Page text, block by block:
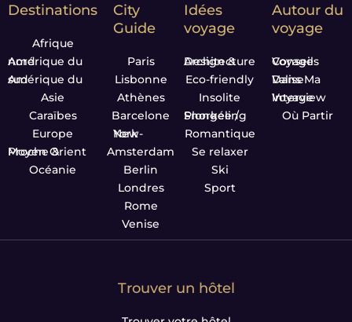
Destinations
Afrique
Amérique du nord
Amérique du sud
Asie
Caraïbes
Europe
Proche & Moyen Orient
Océanie
City
Guide
Paris
Lisbonne
Athènes
Barcelone
New-York
Amsterdam
Berlin
Londres
Rome
Venise
Idées
voyage
Design & Architecture
Eco-friendly
Insolite
Plongée / Snorkeling
Romantique
Se relaxer
Ski
Sport
Autour du
voyage
Conseils Voyage
Dans Ma Valise
Interview Voyage
Où Partir
Trouver un hôtel